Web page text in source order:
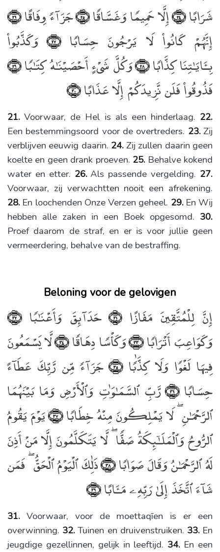
21. Voorwaar, de Hel is als een hinderlaag. 22.
Een bestemmingsoord voor de overtreders. 23. Zij
verblijven eeuwig daarin. 24.Zij zullen daarin geen
koelte en geen drank proeven. 25. Behalve kokend
water en etter. 26. Als passende vergelding. 27.
Voorwaar, zij verwachtten nooit een afrekening.
28. En loochenden Onze Verzen geheel. 29. En Wij
hebben alle zaken in een Boek opgesomd. 30.
Proef daarom de straf, en er is voor jullie geen
vermeerdering, behalve van de bestraffing.
شَرَابًا﴿٢٤﴾ إِلَّا حَمِيمًۭا وَغَسَّاقًۭا﴿٢٥﴾ جَزَآءًۭ وِفَاقًا﴿٢٦﴾
إِنَّهُمْ كَانُوا۟ لَا يَرْجُونَ حِسَابًۭا﴿٢٧﴾
وَكَذَّبُوا۟
بِـَٔايَـٰتِنَا كِذَّابًۭا﴿٢٨﴾ وَكُلَّ شَىْءٍ أَحْصَيْنَـٰهُ كِتَـٰبًۭا﴿٢٩﴾
فَذُوقُوا۟ فَلَن نَّزِيدَكُمْ إِلَّا عَذَابًا﴿٣٠﴾
Beloning voor de gelovigen
31. Voorwaar, voor de moettaqīen is er een
overwinning. 32. Tuinen en druivenstruiken. 33. En
jeugdige gezellinnen, gelijk in leeftijd. 34. En een
إِنَّ لِلْمُتَّقِينَ مَفَازًا﴿٣١﴾ حَدَآئِقَ وَأَعْنَـٰبًۭا﴿٣٢﴾
وَكَوَاعِبَ أَتْرَابًۭا﴿٣٣﴾ وَكَأْسًۭا دِهَاقًۭا﴿٣٤﴾
لَّا يَسْمَعُونَ
فِيهَا لَغْوًۭا وَلَا كِذَّٰبًۭا﴿٣٥﴾
جَزَآءًۭ مِّن رَّبِّكَ عَطَآءً
حِسَابًۭا﴿٣٦﴾
رَّبِّ ٱلسَّمَـٰوَٰتِ وَٱلْأَرْضِ وَمَا بَيْنَهُمَا
ٱلرَّحْمَـٰنِ ۖ لَا يَمْلِكُونَ مِنْهُ خِطَابًۭا﴿٣٧﴾
يَوْمَ يَقُومُ
ٱلرُّوحُ وَٱلْمَلَـٰٓئِكَةُ صَفًّۭا ۖ لَّا يَتَكَلَّمُونَ إِلَّا مَنْ أَذِنَ
لَهُ ٱلرَّحْمَـٰنُ وَقَالَ صَوَابًۭا﴿٣٨﴾
ذَٰلِكَ ٱلْيَوْمُ ٱلْحَقُّ ۖ فَمَن
شَآءَ ٱتَّخَذَ إِلَىٰ رَبِّهِۦ مَـَٔابًا﴿٣٩﴾